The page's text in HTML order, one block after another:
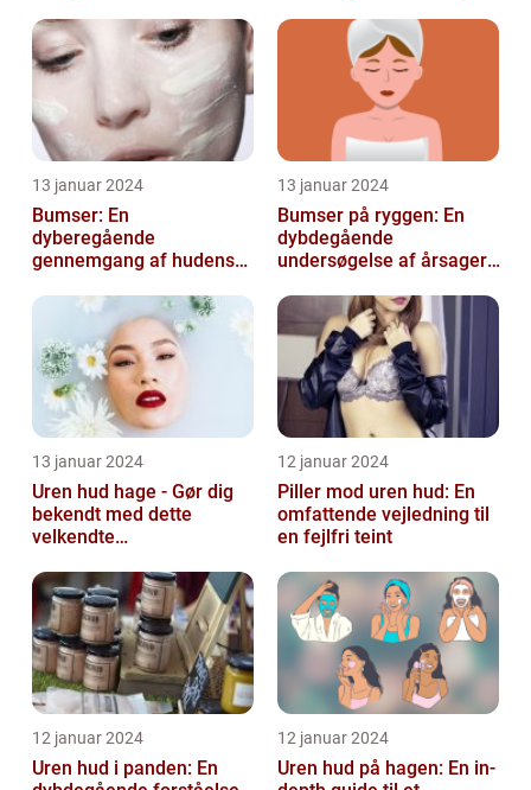
forebyggelse
13 januar 2024
Bumser: En
dyberegående
gennemgang af hudens
13 januar 2024
Bumser på ryggen: En
dybdegående
undersøgelse af årsager,
forebyggelse
13 januar 2024
Uren hud hage - Gør dig
bekendt med dette
velkendte
12 januar 2024
Piller mod uren hud: En
omfattende vejledning til
en fejlfri teint
12 januar 2024
Uren hud i panden: En
12 januar 2024
Uren hud på hagen: En in-